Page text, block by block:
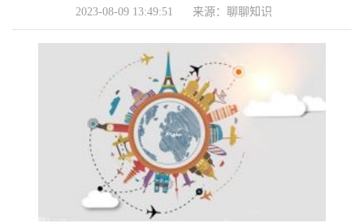
2023-08-09 13:49:51 来源：聊聊知识